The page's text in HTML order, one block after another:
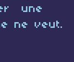
une
ne veut.